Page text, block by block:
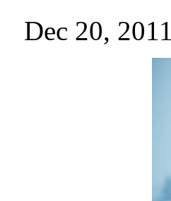
Dec 20, 2011